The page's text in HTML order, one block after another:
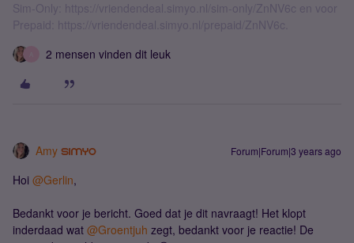
Sim-Only: https://vriendendeal.simyo.nl/sim-only/ZnNV6c en voor
Prepaid: https://vriendendeal.simyo.nl/prepaid/ZnNV6c.
2 mensen vinden dit leuk
Amy Forum|Forum|3 years ago
Hoi @Gerlin,
Bedankt voor je bericht. Goed dat je dit navraagt! Het klopt
inderdaad wat @Groentjuh zegt, bedankt voor je reactie! De